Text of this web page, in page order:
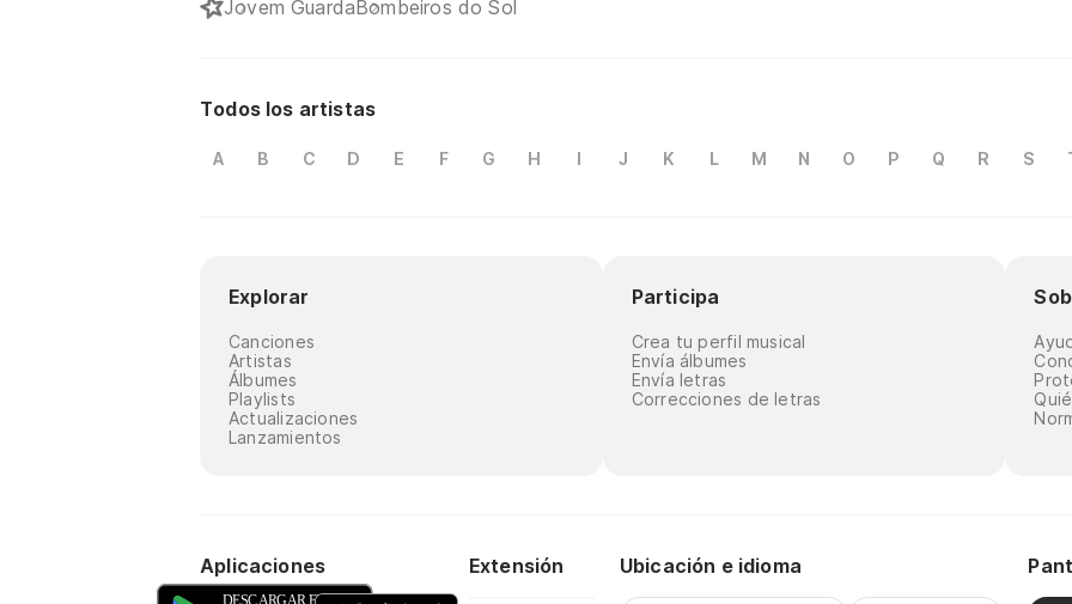
Jovem GuardaBombeiros do Sol
Todos los artistas
A B C D E F G H I J K L M N O P Q R S
Explorar
Canciones
Artistas
Álbumes
Playlists
Actualizaciones
Lanzamientos
Participa
Crea tu perfil musical
Envía álbumes
Envía letras
Correcciones de letras
Aplicaciones Extensión Ubicación e idioma